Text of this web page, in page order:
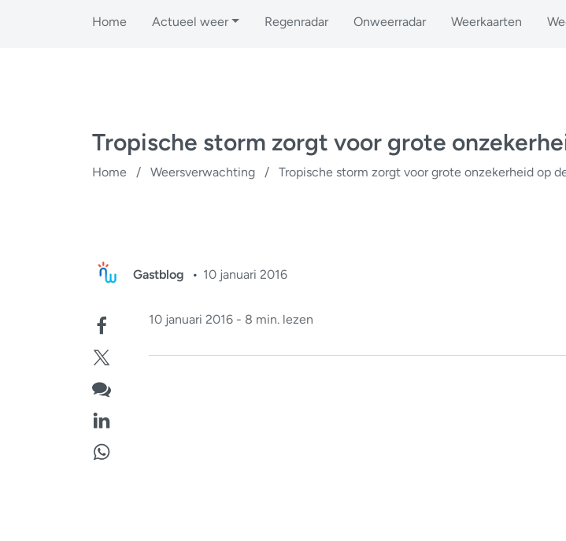
Home Actueel weer Regenradar Onweerradar Weerkaarten
Tropische storm zorgt voor grote
Home / Weersverwachting / Tropische storm zorgt voor grote onzekerheid op
Gastblog 10 januari 2016
10 januari 2016 - 8 min. lezen